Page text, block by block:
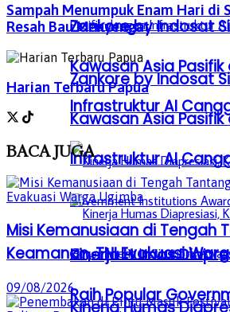
Zankore by Indosat
Kawasan Asia
Infrastruktur AI
Kinerja Humas
Raih Popular
Zankore by Indosat
Kawasan Asia
Infrastruktur AI
Kinerja Humas
Sampah Menumpuk Enam Hari di
Resah Bau Menyengat
Harian Terbaru Papua
BACAJUGA
Misi Kemanusiaan di Tengah
Keamanan, TNI Evakuasi
09/08/2026